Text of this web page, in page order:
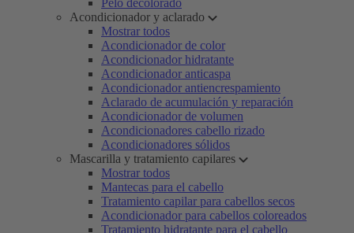
Pelo decolorado
Acondicionador y aclarado
Mostrar todos
Acondicionador de color
Acondicionador hidratante
Acondicionador anticaspa
Acondicionador antiencrespamiento
Aclarado de acumulación y reparación
Acondicionador de volumen
Acondicionadores cabello rizado
Acondicionadores sólidos
Mascarilla y tratamiento capilares
Mostrar todos
Mantecas para el cabello
Tratamiento capilar para cabellos secos
Acondicionador para cabellos coloreados
Tratamiento hidratante para el cabello